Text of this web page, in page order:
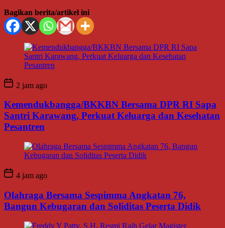
Bagikan berita/artikel ini
2 jam ago
Kemendukbangga/BKKBN Bersama DPR RI Sapa
Santri Karawang, Perkuat Keluarga dan Kesehatan
Pesantren
4 jam ago
Olahraga Bersama Sespimma Angkatan 76,
Bangun Kebugaran dan Soliditas Peserta Didik